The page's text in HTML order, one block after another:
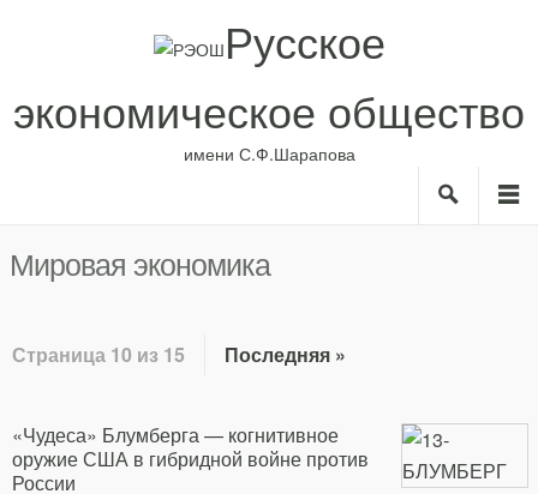
Русское
экономическое общество
имени С.Ф.Шарапова
Search
О нас Рубрики
Анонсы
Мировая экономика
Страница 10 из 15 Последняя »
«Чудеса» Блумберга — когнитивное
оружие США в гибридной войне против
России